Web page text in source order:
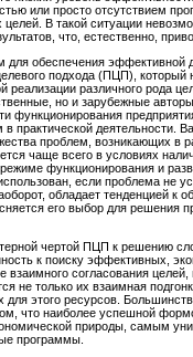
или просто отсутствием
целей. В такой ситуации
что, естественно,
для обеспечения эффективной
подхода (ПЦП), который
реализации различного рода
но и зарубежные
функционирования
практической деятельности.
проблем, возникающих в
чаще всего в условиях
функционирования и
если проблема не
обладает тенденцией к
его выбор для решения
чертой ПЦП к решению
к поиску эффективных,
взаимного согласования
не только их взаимная
для этого ресурсов.
что наиболее успешной
природы, самым
программы.